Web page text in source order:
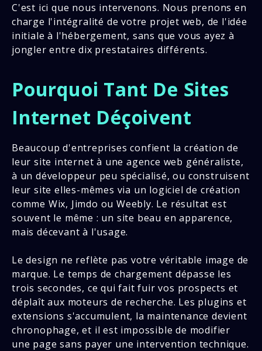
C'est ici que nous intervenons. Nous prenons en
charge l'intégralité de votre projet web, de l'idée
initiale à l'hébergement, sans que vous ayez à
jongler entre dix prestataires différents.
Pourquoi Tant De Sites
Internet Déçoivent
Beaucoup d'entreprises confient la création de
leur site internet à une agence web généraliste,
à un développeur peu spécialisé, ou construisent
leur site elles-mêmes via un logiciel de création
comme Wix, Jimdo ou Weebly. Le résultat est
souvent le même : un site beau en apparence,
mais décevant à l'usage.
Le design ne reflète pas votre véritable image de
marque. Le temps de chargement dépasse les
trois secondes, ce qui fait fuir vos prospects et
déplaît aux moteurs de recherche. Les plugins et
extensions s'accumulent, la maintenance devient
chronophage, et il est impossible de modifier
une page sans payer une intervention technique.